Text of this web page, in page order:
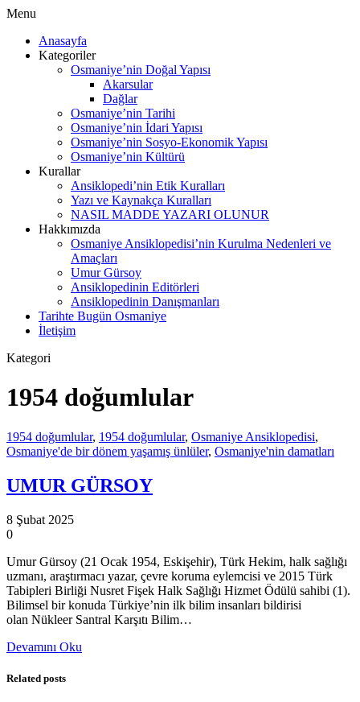
Menu
Anasayfa
Kategoriler
Osmaniye’nin Doğal Yapısı
Akarsular
Dağlar
Osmaniye’nin Tarihi
Osmaniye’nin İdari Yapısı
Osmaniye’nin Sosyo-Ekonomik Yapısı
Osmaniye’nin Kültürü
Kurallar
Ansiklopedi’nin Etik Kuralları
Yazı ve Kaynakça Kuralları
NASIL MADDE YAZARI OLUNUR
Hakkımızda
Osmaniye Ansiklopedisi’nin Kurulma Nedenleri ve
Amaçları
Umur Gürsoy
Ansiklopedinin Editörleri
Ansiklopedinin Danışmanları
Tarihte Bugün Osmaniye
İletişim
Kategori
1954 doğumlular
1954 doğumlular, 1954 doğumlular, Osmaniye Ansiklopedisi,
Osmaniye'de bir dönem yaşamış ünlüler, Osmaniye'nin damatları
UMUR GÜRSOY
8 Şubat 2025
0
Umur Gürsoy (21 Ocak 1954, Eskişehir), Türk Hekim, halk sağlığı
uzmanı, araştırmacı yazar, çevre koruma eylemcisi ve 2015 Türk
Tabipleri Birliği Nusret Fişek Halk Sağlığı Hizmet Ödülü sahibi (1).
Bilimsel bir konuda Türkiye’nin ilk bilim insanları bildirisi
olan Nükleer Santral Karşıtı Bilim…
Devamını Oku
Related posts